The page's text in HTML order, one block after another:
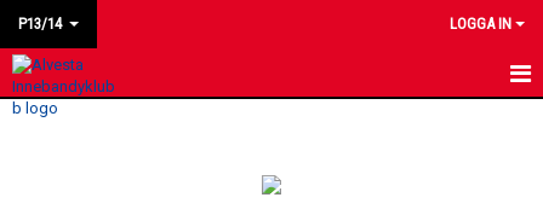
P13/14 LOGGA IN
HEM